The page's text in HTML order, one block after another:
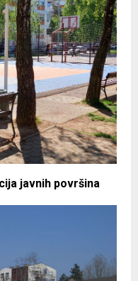
javnih površina